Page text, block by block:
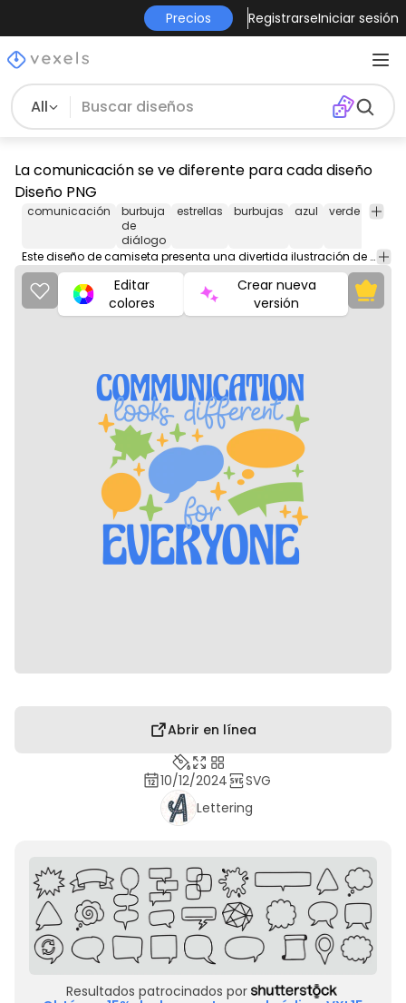
Precios RegistrarseIniciar sesión
All
La comunicación se ve diferente para cada diseño
Diseño PNG
comunicación
burbuja
de
diálogo
estrellas burbujas azul verde
Este diseño de camiseta presenta una divertida ilustración de un globo de diálogo con la frase "La comunicación es diferente para cada persona" escrita a mano de forma divertida. El diseño es perfecto para quienes aprecian una perspectiva desenfadada sobre la comunicación y desean expresar su perspectiva única sobre el tema.
Editar
colores
Crear nueva
versión
Abrir en línea
10/12/2024
SVG
Lettering
Resultados patrocinados por